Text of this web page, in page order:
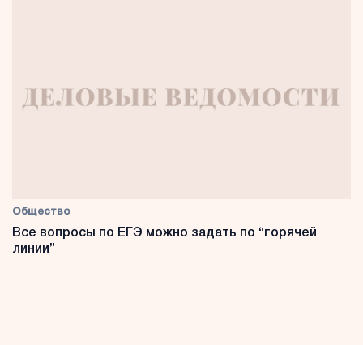
Общество
Все вопросы по ЕГЭ можно задать по “горячей
линии”